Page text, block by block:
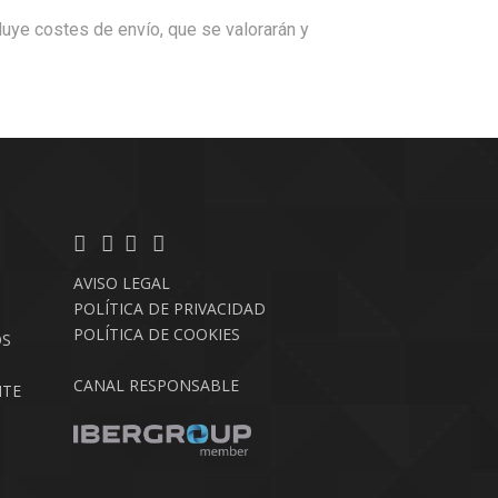
costes de envío, que se valorarán y
AVISO LEGAL
POLÍTICA DE PRIVACIDAD
POLÍTICA DE COOKIES
CANAL RESPONSABLE